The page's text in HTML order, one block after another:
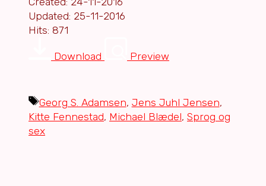
Updated: 25-11-2016
Hits: 871
Download Preview
Tags
Georg S. Adamsen, Jens Juhl Jensen,
Kitte Fennestad, Michael Blædel, Sprog og
sex